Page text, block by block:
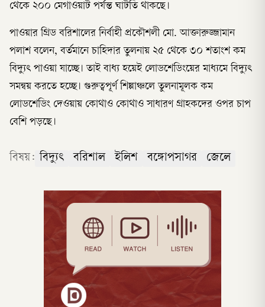
থেকে ২০০ মেগাওয়াট পর্যন্ত ঘাটতি থাকছে।
পাওয়ার গ্রিড বরিশালের নির্বাহী প্রকৌশলী মো. আক্তারুজ্জামান
পলাশ বলেন, বর্তমানে চাহিদার তুলনায় ২৫ থেকে ৩০ শতাংশ কম
বিদ্যুৎ পাওয়া যাচ্ছে। তাই বাধ্য হয়েই লোডশেডিংয়ের মাধ্যমে বিদ্যুৎ
সমন্বয় করতে হচ্ছে। গুরুত্বপূর্ণ শিল্পাঞ্চলে তুলনামূলক কম
লোডশেডিং দেওয়ায় কোথাও কোথাও সাধারণ গ্রাহকদের ওপর চাপ
বেশি পড়ছে।
বিষয়: বিদ্যুৎ বরিশাল ইলিশ বঙ্গোপসাগর জেলে